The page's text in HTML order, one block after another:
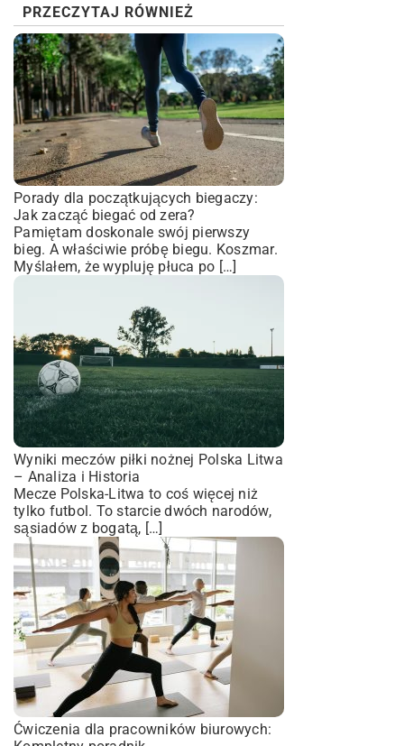
PRZECZYTAJ RÓWNIEŻ
Porady dla początkujących biegaczy:
Jak zacząć biegać od zera?
Pamiętam doskonale swój pierwszy
bieg. A właściwie próbę biegu. Koszmar.
Myślałem, że wypluję płuca po […]
Wyniki meczów piłki nożnej Polska Litwa
– Analiza i Historia
Mecze Polska-Litwa to coś więcej niż
tylko futbol. To starcie dwóch narodów,
sąsiadów z bogatą, […]
Ćwiczenia dla pracowników biurowych: